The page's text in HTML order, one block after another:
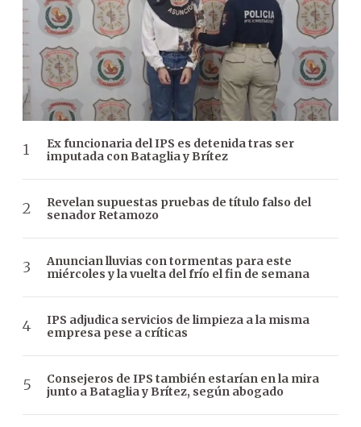
Ex funcionaria del IPS es detenida tras ser
imputada con Bataglia y Brítez
Revelan supuestas pruebas de título falso del
senador Retamozo
Anuncian lluvias con tormentas para este
miércoles y la vuelta del frío el fin de semana
IPS adjudica servicios de limpieza a la misma
empresa pese a críticas
Consejeros de IPS también estarían en la mira
junto a Bataglia y Brítez, según abogado